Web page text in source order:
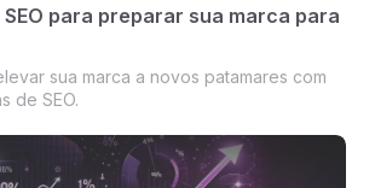
para preparar sua marca para
sua marca a novos patamares com
de SEO.